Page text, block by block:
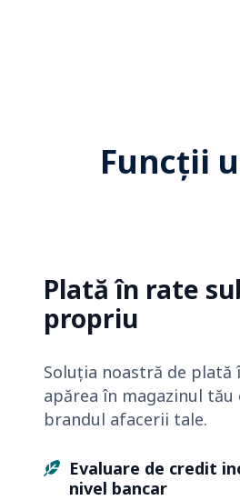
Funcții
Plată în rate
propriu
Soluția noastră de plată
apărea în magazinul tău
brandul afacerii tale.
Evaluare de credit
nivel bancar